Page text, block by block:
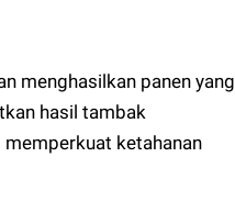
menghasilkan panen yang
hasil tambak
ketahanan